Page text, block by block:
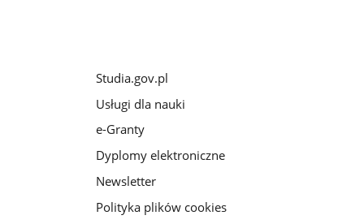
Studia.gov.pl
Usługi dla nauki
e-Granty
Dyplomy elektroniczne
Newsletter
Polityka plików cookies